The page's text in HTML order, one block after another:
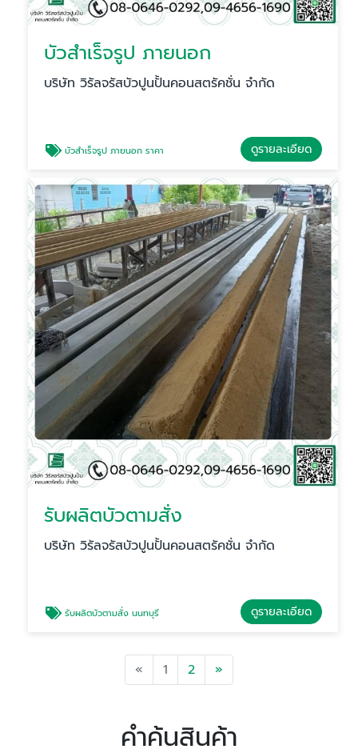
บัวสําเร็จรูป ภายนอก
บริษัท วิรัลจรัสบัวปูนปั้นคอนสตรัคชั่น จำกัด
บัวสําเร็จรูป ภายนอก ราคา ดูรายละเอียด
รับผลิตบัวตามสั่ง
บริษัท วิรัลจรัสบัวปูนปั้นคอนสตรัคชั่น จำกัด
รับผลิตบัวตามสั่ง นนทบุรี ดูรายละเอียด
« Previous
1 2 »
คำค้นสินค้า